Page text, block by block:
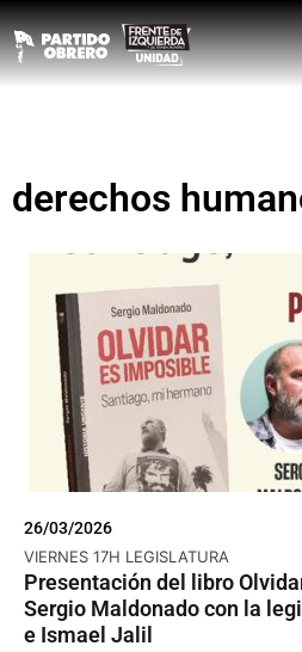
derechos
26/03/2026
VIERNES 17H LEGISLATURA
Presentación del libro
Sergio Maldonado con la
e Ismael Jalil